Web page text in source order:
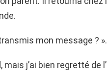
mon message ? ».
j’ai bien regretté de